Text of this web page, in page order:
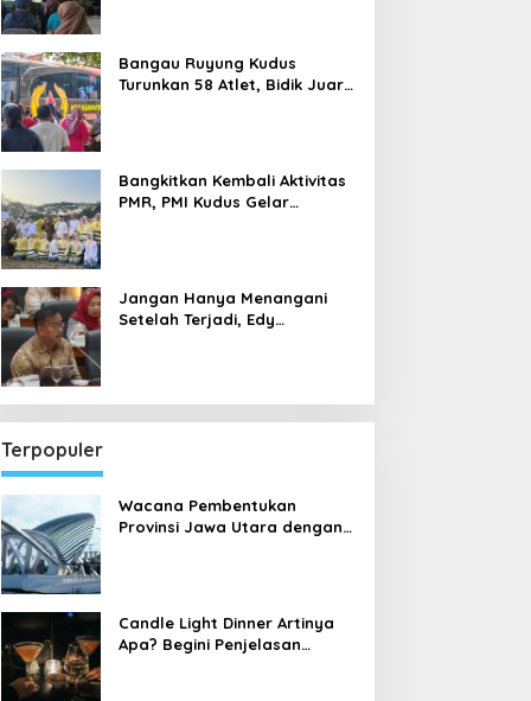
Bangau Ruyung Kudus
Turunkan 58 Atlet, Bidik Juara
Bangkitkan Kembali Aktivitas
PMR, PMI Kudus Gelar
Jangan Hanya Menangani
Setelah Terjadi, Edy
Terpopuler
Wacana Pembentukan
Provinsi Jawa Utara dengan
Candle Light Dinner Artinya
Apa? Begini Penjelasan